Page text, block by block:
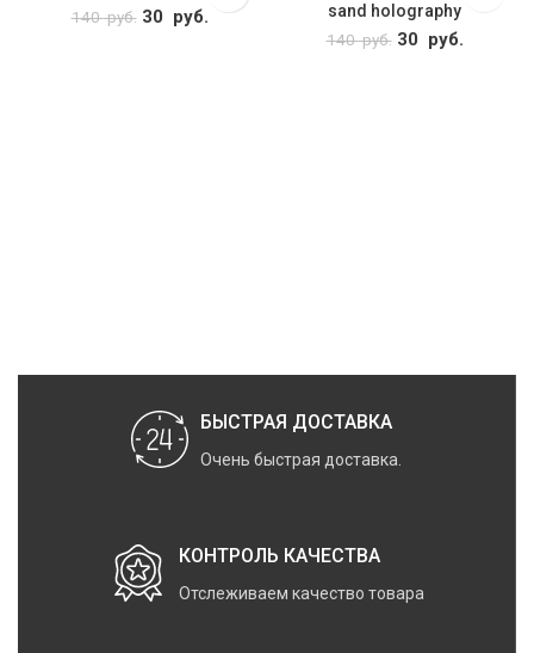
140руб. Первоначальная
30 руб.
sand holography
140руб. Первоначальная
30 руб.
БЫСТРАЯ ДОСТАВКА
Очень быстрая доставка.
КОНТРОЛЬ КАЧЕСТВА
Отслеживаем качество товара